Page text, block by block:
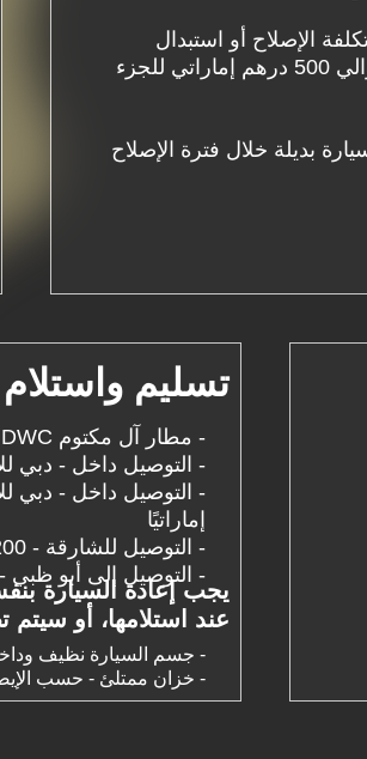
الإصلاح أو استبدال
الجزء - حوالي 500 درهم إماراتي للجزء
بديلة خلال فترة الإصلاح
تسليم واستلام
- مطار آل مكتوم DWC - مجاناً
- التوصيل داخل - دبي للإيجارات من 15 يوم - مجاناً
إماراتيًا
- التوصيل للشارقة - 200 درهم
- التوصيل إلى أبو ظبي - 300 درهم
يجب إعادة السيارة
عند استلامها، أو
- جسم السيارة نظيف وداخلها نظيف - 50 درهم
- خزان ممتلئ - حسب الإيصال حتى الملء الكامل